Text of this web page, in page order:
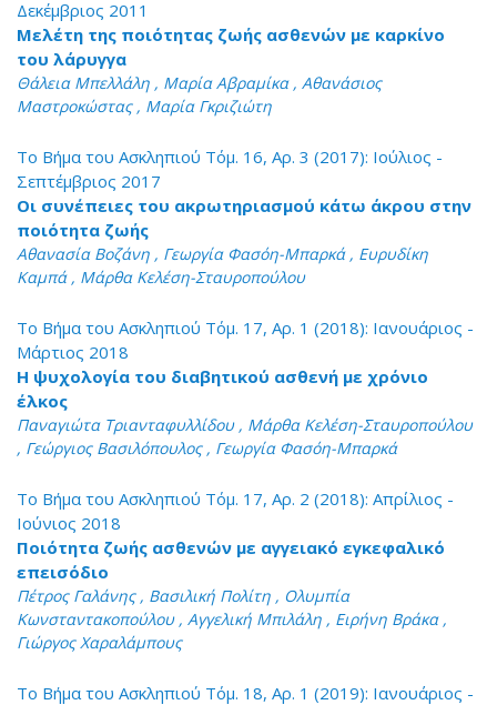
Δεκέμβριος 2011
Μελέτη της ποιότητας ζωής ασθενών με καρκίνο
του λάρυγγα
Θάλεια Μπελλάλη , Μαρία Αβραμίκα , Αθανάσιος
Μαστροκώστας , Μαρία Γκριζιώτη
Το Βήμα του Ασκληπιού Τόμ. 16, Αρ. 3 (2017): Ιούλιος -
Σεπτέμβριος 2017
Οι συνέπειες του ακρωτηριασμού κάτω άκρου στην
ποιότητα ζωής
Αθανασία Βοζάνη , Γεωργία Φασόη-Μπαρκά , Ευρυδίκη
Καμπά , Μάρθα Κελέση-Σταυροπούλου
Το Βήμα του Ασκληπιού Τόμ. 17, Αρ. 1 (2018): Ιανουάριος -
Μάρτιος 2018
Η ψυχολογία του διαβητικού ασθενή με χρόνιο
έλκος
Παναγιώτα Τριανταφυλλίδου , Μάρθα Κελέση-Σταυροπούλου
, Γεώργιος Βασιλόπουλος , Γεωργία Φασόη-Μπαρκά
Το Βήμα του Ασκληπιού Τόμ. 17, Αρ. 2 (2018): Απρίλιος -
Ιούνιος 2018
Ποιότητα ζωής ασθενών με αγγειακό εγκεφαλικό
επεισόδιο
Πέτρος Γαλάνης , Βασιλική Πολίτη , Ολυμπία
Κωνσταντακοπούλου , Αγγελική Μπιλάλη , Ειρήνη Βράκα ,
Γιώργος Χαραλάμπους
Το Βήμα του Ασκληπιού Τόμ. 18, Αρ. 1 (2019): Ιανουάριος -